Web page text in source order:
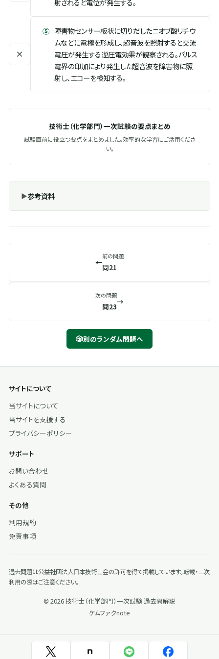
射されると電位が発生する。
×
⑤ 障害物センサー板状に切りだしたニオブ酸リチウ
ムなどに電極を形成し、超音波を照射すると交流
電圧が発生する逆圧電効果が観察される。パルス
電界の印加により発生した超音波を障害物に照
射し、エコーを検知する。
技術士（化学部門）一次試験の要点まとめ
試験直前に役立つ要点をまとめました。効率的な学習にご活用くださ
い。
参考資料
←
前の問題
問21
次の問題
問23
→
🎲別のランダム問題へ
サイトについて
当サイトについて
当サイトを支援する
プライバシーポリシー
サポート
お問い合わせ
よくある質問
その他
利用規約
免責事項
過去問題は公益社団法人日本技術士会の許可を得て掲載しています。転載・二次
利用の際はご注意ください。
© 2026 技術士（化学部門）一次試験 過去問解説
ケムファクnote